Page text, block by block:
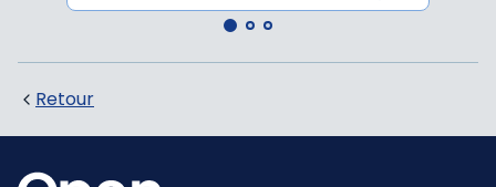
Retour